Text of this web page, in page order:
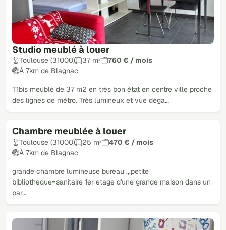
Studio meublé à louer
Toulouse (31000) 37 m²
760 € / mois
À 7km de Blagnac
T1bis meublé de 37 m2 en très bon état en centre ville proche
des lignes de métro. Très lumineux et vue déga…
Chambre meublée à louer
Toulouse (31000) 25 m²
470 € / mois
À 7km de Blagnac
grande chambre lumineuse bureau ,,,petite
bibliotheque=sanitaire 1er etage d'une grande maison dans un
par…